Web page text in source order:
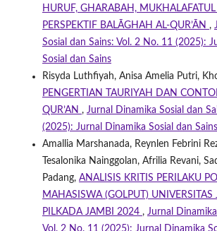
HURUF, GHARABAH,
PERSPEKTIF BALĀGHAH AL-QUR’ĀN ,
Sosial dan Sains: Vol. 2 No. 11 (2025):
Sosial dan Sains
Risyda Luthfiyah, Anisa Amelia Putri,
PENGERTIAN TAURIYAH DAN
QUR’AN , Jurnal Dinamika Sosial dan
(2025): Jurnal Dinamika Sosial dan Sains
Amallia Marshanada, Reynlen Febrini
Tesalonika Nainggolan, Afrilia Revani,
Padang, ANALISIS KRITIS PERILAKU
MAHASISWA (GOLPUT) UNIVERSITAS
PILKADA JAMBI 2024 , Jurnal
Vol. 2 No. 11 (2025): Jurnal Dinamika